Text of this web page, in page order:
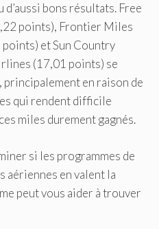
d’aussi bons résultats. Free
points), Frontier Miles
et Sun Country
(17,01 points) se
principalement en raison de
qui rendent difficile
miles durement gagnés.
si les programmes de
aériennes en valent la
peut vous aider à trouver